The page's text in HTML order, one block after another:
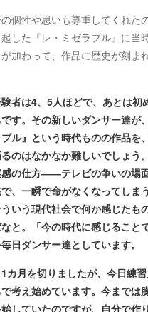
個性や思いも尊重してくれた
した『レ・ミゼラブル』に当
加わって、作品に歴史が刻ま
者は4、5人ほどで、あとは初
す。その新しいダンサー達が
ブル』という時代ものの作品を
のはなかなか難しいでしょう
の仕方――テレビの争いの場
、一瞬で命がなくなってしま
いう現代社会で何か感じたも
と。「今の時代に感じること
日ダンサー達としています。
カ月を切りましたが、今日練
考え始めています。今までは
していたのですが、自分で作